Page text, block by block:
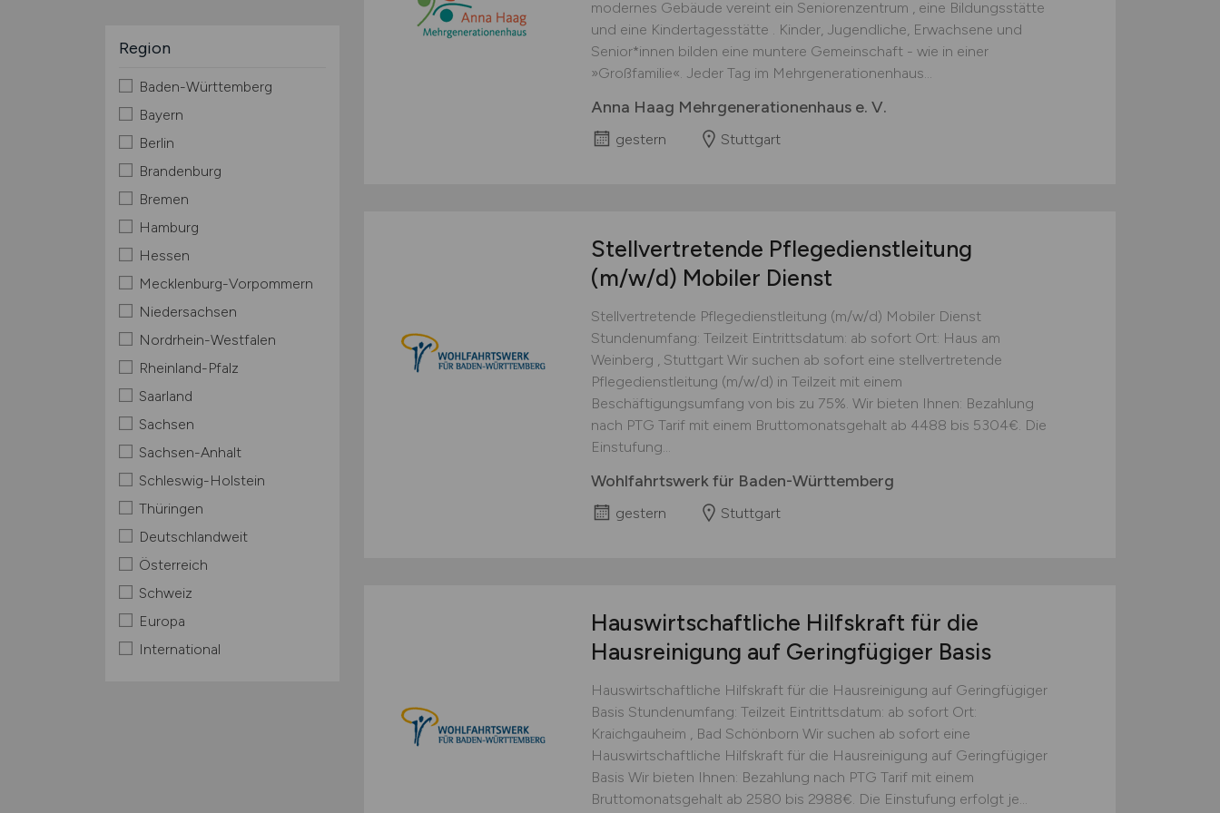
Region
Baden-Württemberg
Bayern
Berlin
Brandenburg
Bremen
Hamburg
Hessen
Mecklenburg-Vorpommern
Niedersachsen
Nordrhein-Westfalen
Rheinland-Pfalz
Saarland
Sachsen
Sachsen-Anhalt
Schleswig-Holstein
Thüringen
Deutschlandweit
Österreich
Schweiz
Europa
International
modernes Gebäude vereint ein Seniorenzentrum , eine Bildungsstätte
und eine Kindertagesstätte . Kinder, Jugendliche, Erwachsene und
Senior*innen bilden eine muntere Gemeinschaft - wie in einer
»Großfamilie«. Jeder Tag im Mehrgenerationenhaus...
Anna Haag Mehrgenerationenhaus e. V.
gestern Stuttgart
Stellvertretende Pflegedienstleitung
(m/w/d) Mobiler Dienst
Stellvertretende Pflegedienstleitung (m/w/d) Mobiler Dienst
Stundenumfang: Teilzeit Eintrittsdatum: ab sofort Ort: Haus am
Weinberg , Stuttgart Wir suchen ab sofort eine stellvertretende
Pflegedienstleitung (m/w/d) in Teilzeit mit einem
Beschäftigungsumfang von bis zu 75%. Wir bieten Ihnen: Bezahlung
nach PTG Tarif mit einem Bruttomonatsgehalt ab 4488 bis 5304€. Die
Einstufung...
Wohlfahrtswerk für Baden-Württemberg
gestern Stuttgart
Hauswirtschaftliche Hilfskraft für die
Hausreinigung auf Geringfügiger Basis
Hauswirtschaftliche Hilfskraft für die Hausreinigung auf Geringfügiger
Basis Stundenumfang: Teilzeit Eintrittsdatum: ab sofort Ort:
Kraichgauheim , Bad Schönborn Wir suchen ab sofort eine
Hauswirtschaftliche Hilfskraft für die Hausreinigung auf Geringfügiger
Basis Wir bieten Ihnen: Bezahlung nach PTG Tarif mit einem
Bruttomonatsgehalt ab 2580 bis 2988€. Die Einstufung erfolgt je...